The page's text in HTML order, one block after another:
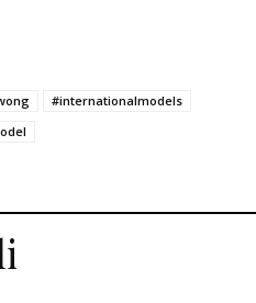
#internationalmodels